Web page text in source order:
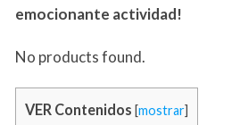
emocionante actividad!
No products found.
VER Contenidos [mostrar]